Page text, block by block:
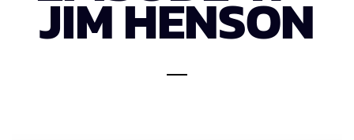
JIM HENSON